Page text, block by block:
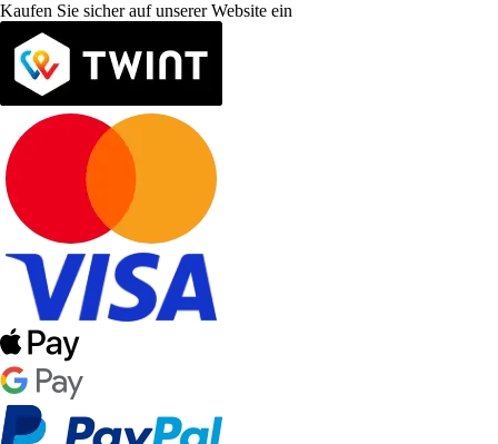
Kaufen Sie sicher auf unserer Website ein